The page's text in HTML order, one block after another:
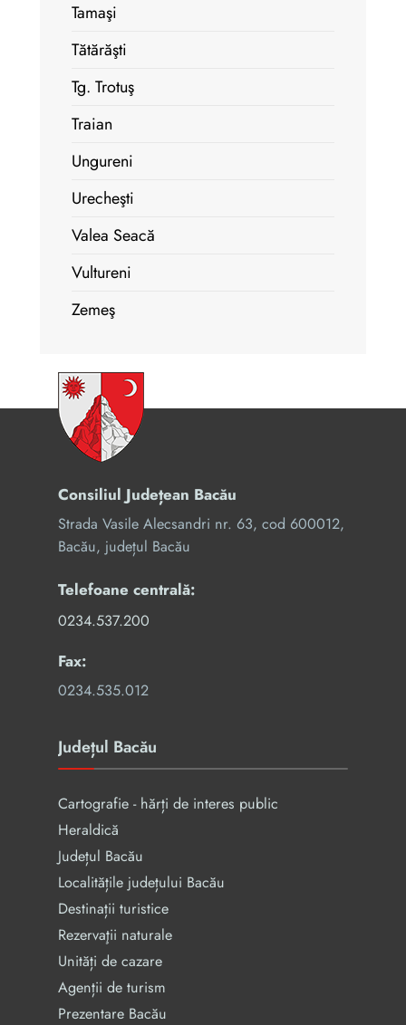
Tamaşi
Tătărăşti
Tg. Trotuş
Traian
Ungureni
Urecheşti
Valea Seacă
Vultureni
Zemeş
Consiliul Județean Bacău
Strada Vasile Alecsandri nr. 63, cod 600012,
Bacău, județul Bacău
Telefoane centrală:
0234.537.200
Fax:
0234.535.012
Județul Bacău
Cartografie - hărți de interes public
Heraldică
Județul Bacău
Localitățile județului Bacău
Destinații turistice
Rezervaţii naturale
Unități de cazare
Agenții de turism
Prezentare Bacău